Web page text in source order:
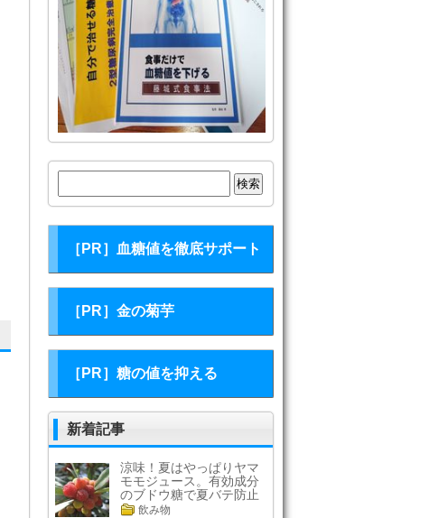
索:
［PR］血糖値を徹底サポート
［PR］金の菊芋
［PR］糖の値を抑える
新着記事
涼味！夏はやっぱりヤマ
モモジュース。有効成分
のブドウ糖で夏バテ防止
飲み物